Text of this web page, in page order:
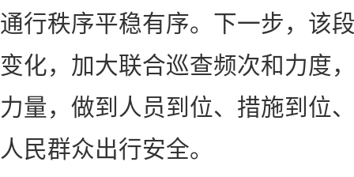
通行秩序平稳有序。下一步，该
变化，加大联合巡查频次和力度
力量，做到人员到位、措施到位
人民群众出行安全。